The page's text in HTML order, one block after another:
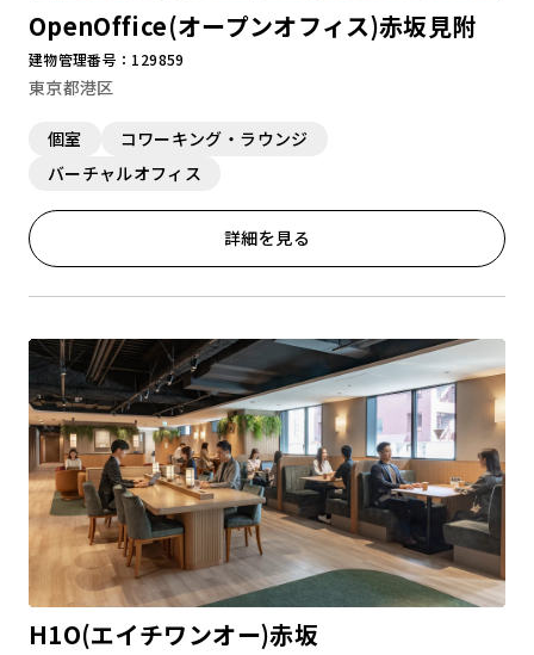
OpenOffice(オープンオフィス)赤坂見附
建物管理番号：129859
東京都港区
個室
コワーキング・ラウンジ
バーチャルオフィス
詳細を見る
H1O(エイチワンオー)赤坂